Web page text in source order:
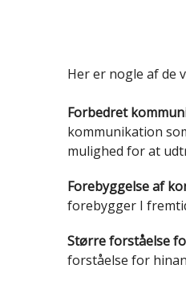
Her er nogle af de
Forbedret
kommunikation
mulighed for at
Forebyggelse af
forebygger I
Større forståelse
forståelse for